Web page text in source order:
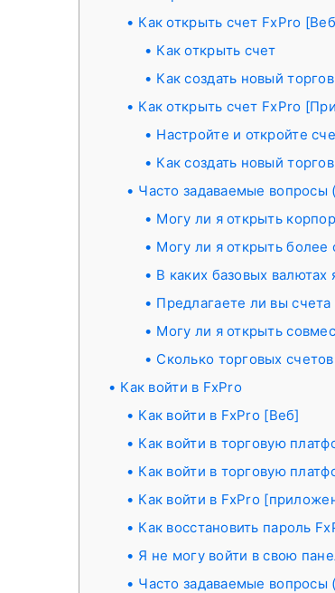
Как открыть счет FxPro
Как открыть счет
Как создать новый
Как открыть счет FxPro
Настройте и откройте
Как создать новый
Часто задаваемые вопросы
Могу ли я открыть
Могу ли я открыть более
В каких базовых валютах
Предлагаете ли вы счета
Могу ли я открыть
Сколько торговых
Как войти в FxPro
Как войти в FxPro [Веб]
Как войти в торговую
Как войти в торговую
Как войти в FxPro
Как восстановить пароль
Я не могу войти в свою
Часто задаваемые вопросы